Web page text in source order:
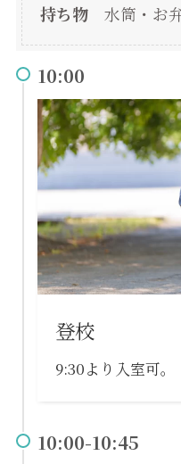
持ち物水筒・お
10:00
登校
9:30より入室可。
10:00-10:45